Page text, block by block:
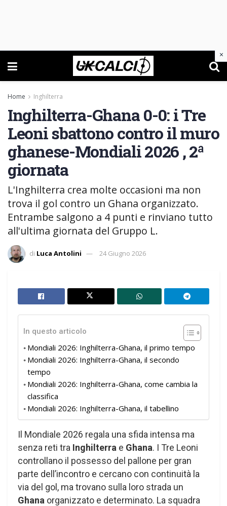
Home Inghilterra
Inghilterra-Ghana 0-0: i Tre
Leoni sbattono contro il muro
ghanese-Mondiali 2026 , 2ª
giornata
L'Inghilterra crea molte occasioni ma non
trova il gol contro un Ghana organizzato.
Entrambe salgono a 4 punti e rinviano tutto
all'ultima giornata del Gruppo L.
di Luca Antolini 24 Giugno 2026
In questo articolo
Mondiali 2026: Inghilterra-Ghana, il primo tempo
Mondiali 2026: Inghilterra-Ghana, il secondo
tempo
Mondiali 2026: Inghilterra-Ghana, come cambia la
classifica
Mondiali 2026: Inghilterra-Ghana, il tabellino
Il Mondiale 2026 regala una sfida intensa ma
senza reti tra Inghilterra e Ghana. I Tre Leoni
controllano il possesso del pallone per gran
parte dell’incontro e cercano con continuità la
via del gol, ma trovano sulla loro strada un
Ghana organizzato e determinato. La squadra
×